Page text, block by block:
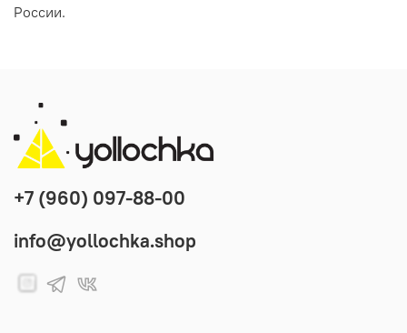
России.
+7 (960) 097-88-00
info@yollochka.shop